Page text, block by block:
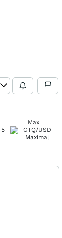
Max